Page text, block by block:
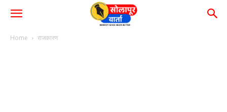
Home राजकारण